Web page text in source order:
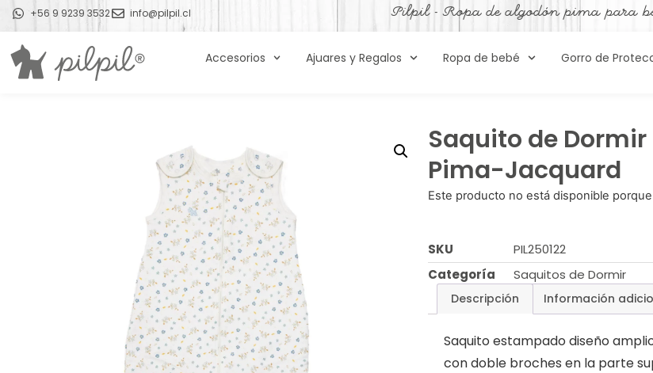
+56 9 9239 3532 info@pilpil.cl Pilpil - Ropa de algodón pima para
Accesorios Ajuares y Regalos Ropa de bebé Gorro de
Saquito de
Pima-Jacquard
Este producto no está disponible
SKU
PIL250122
Categoría
Saquitos de Dormir
Descripción Información
Saquito estampado diseño
con doble broches en la parte